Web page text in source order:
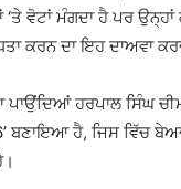
ਵੋਟਾਂ ਮੰਗਦਾ ਹੈ ਪਰ ਉਨ੍ਹਾਂ
ਕਰਨ ਦਾ ਇਹ ਦਾਅਵਾ
ਹਰਪਾਲ ਸਿੰਘ
ਬਣਾਇਆ ਹੈ, ਜਿਸ ਵਿੱਚ